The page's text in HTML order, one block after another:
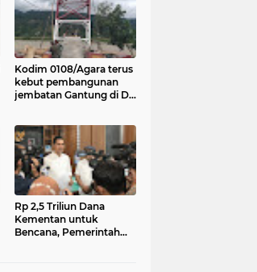
Kodim 0108/Agara terus
kebut pembangunan
jembatan Gantung di Ds.
Rp 2,5 Triliun Dana
Kementan untuk
Bencana, Pemerintah